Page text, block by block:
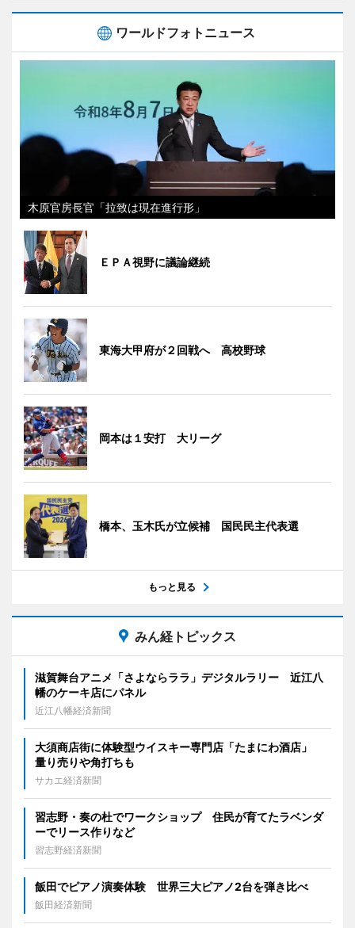
ワールドフォトニュース
木原官房長官「拉致は現在進行形」
ＥＰＡ視野に議論継続
東海大甲府が２回戦へ 高校野球
岡本は１安打 大リーグ
橋本、玉木氏が立候補 国民民主代表選
もっと見る
みん経トピックス
滋賀舞台アニメ「さよならララ」デジタルラリー 近江八
幡のケーキ店にパネル
近江八幡経済新聞
大須商店街に体験型ウイスキー専門店「たまにわ酒店」
量り売りや角打ちも
サカエ経済新聞
習志野・奏の杜でワークショップ 住民が育てたラベンダ
ーでリース作りなど
習志野経済新聞
飯田でピアノ演奏体験 世界三大ピアノ2台を弾き比べ
飯田経済新聞